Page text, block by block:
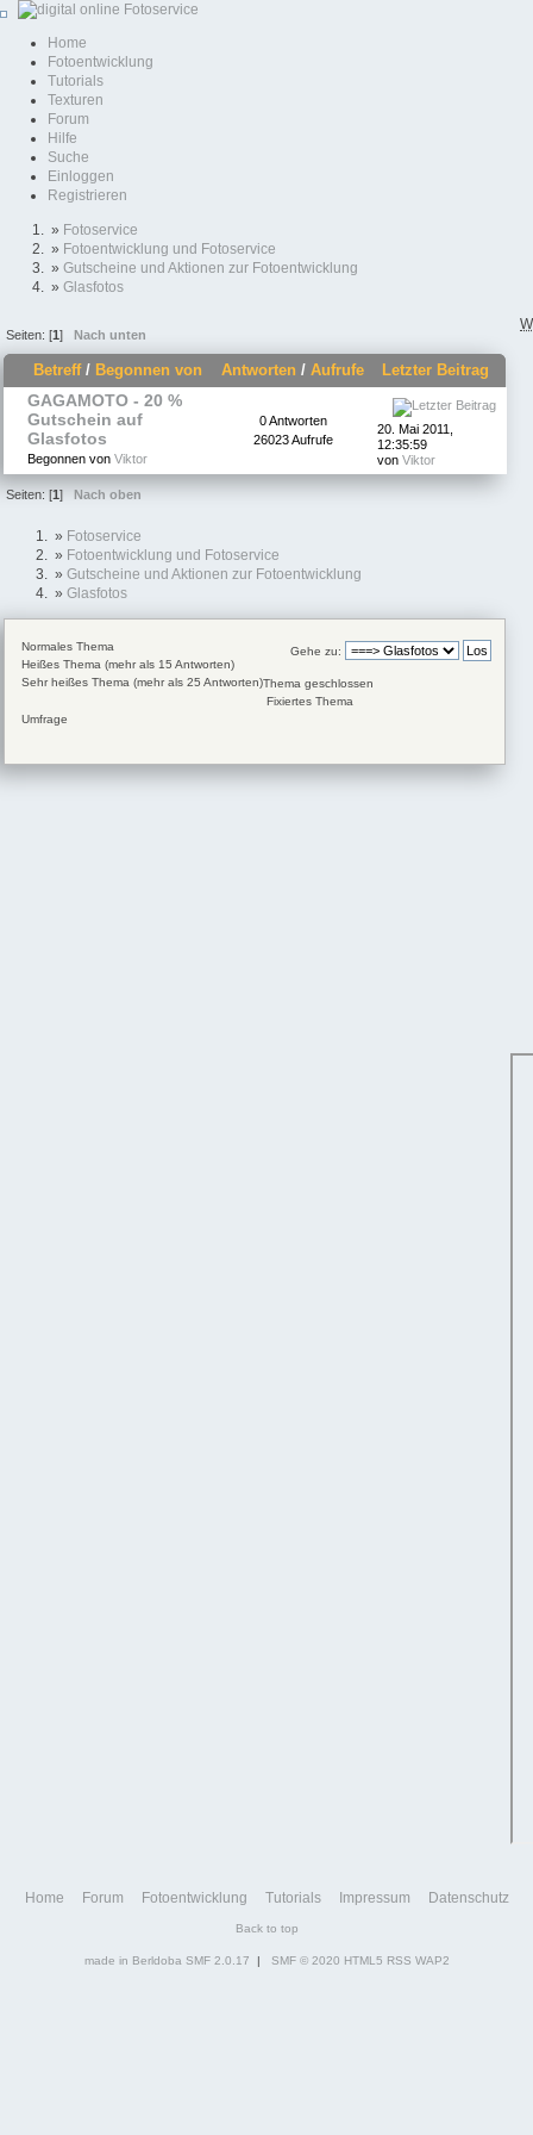
Home
Fotoentwicklung
Tutorials
Texturen
Forum
Hilfe
Suche
Einloggen
Registrieren
» Fotoservice
» Fotoentwicklung und Fotoservice
» Gutscheine und Aktionen zur Fotoentwicklung
» Glasfotos
Seiten: [1] Nach unten
Betreff/ Begonnen von Antworten / Aufrufe
Letzter Beitrag
GAGAMOTO - 20 %
Gutschein auf
Glasfotos
Begonnen von Viktor
0 Antworten
26023 Aufrufe
20. Mai 2011,
12:35:59
von Viktor
Seiten: [1] Nach oben
» Fotoservice
» Fotoentwicklung und Fotoservice
» Gutscheine und Aktionen zur Fotoentwicklung
» Glasfotos
Gehe zu:
Normales Thema
Heißes Thema (mehr als 15 Antworten)
Sehr heißes Thema (mehr als 25 Antworten)Thema geschlossen
Fixiertes Thema
Umfrage
Home Forum Fotoentwicklung Tutorials Impressum Datenschutz
Back to top
made in Berldoba SMF 2.0.17 | SMF © 2020 HTML5 RSS WAP2